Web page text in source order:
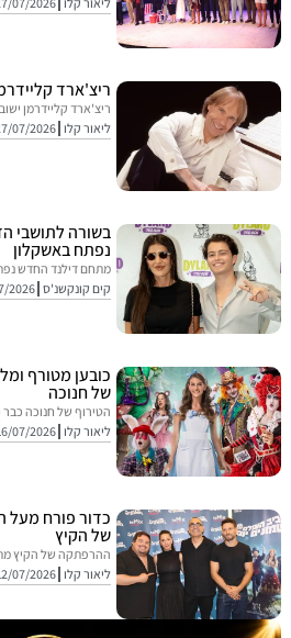
ריצ'ארד קליידרמן
ריצ'ארד קליידרמן ישוב
ליאור קלו 27/07/2026
בשורה לתושבי
נפתח באשקלון
מתחם דילנד החדש נפתח
קים קונקשנ'ס 26/07/2026
כובען מטורף ומלכת
של חנוכה
הטירוף של חנוכה כבר כאן:
ליאור קלו 16/07/2026
כדור פורח מעל
של הקיץ
ההרפתקה של הקיץ מתחילה:
ליאור קלו 12/07/2026